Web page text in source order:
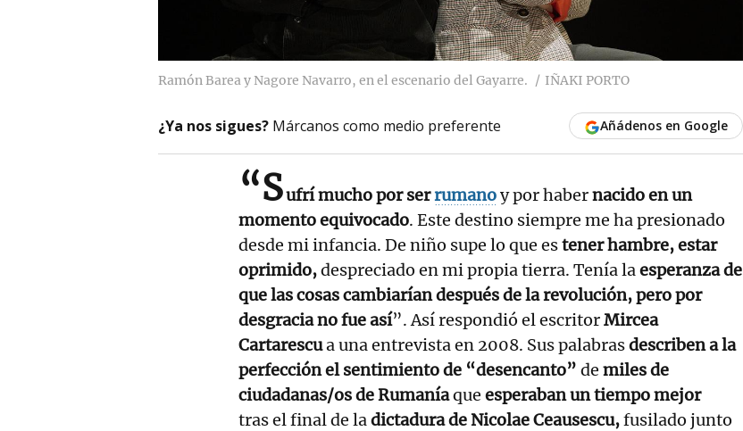
Ramón Barea y Nagore Navarro, en el escenario del Gayarre. IÑAKI PORTO
¿Ya nos sigues? Márcanos como medio preferente Añádenos en Google
“Sufrí mucho por serrumanoy por habernacido en un
momento equivocado. Este destino siempre me ha presionado
desde mi infancia. De niño supe lo que estener hambre, estar
oprimido,despreciado en mi propia tierra. Tenía laesperanza de
que las cosas cambiarían después de la revolución, pero por
desgracia no fue así”. Así respondió el escritorMircea
Cartarescua una entrevista en 2008. Sus palabrasdescriben a la
perfección el sentimiento de “desencanto” de miles de
ciudadanas/os de Rumaníaque esperaban un tiempo mejor
tras el final de ladictadura de Nicolae Ceausescu,fusilado junto